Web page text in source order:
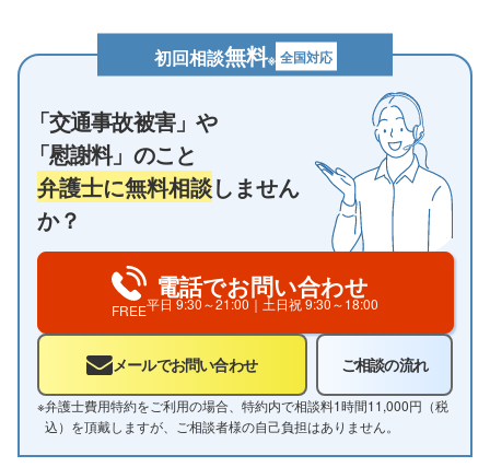
初回相談無料※ 全国対応
「交通事故被害」や
「慰謝料」のこと
弁護士に無料相談しません
か？
FREE
電話でお問い合わせ
平日9:30～21:00｜土日祝9:30～18:00
メールでお問い合わせ ご相談の流れ
※弁護士費用特約をご利用の場合、特約内で相談料1時間11,000円（税
込）を頂戴しますが、ご相談者様の自己負担はありません。